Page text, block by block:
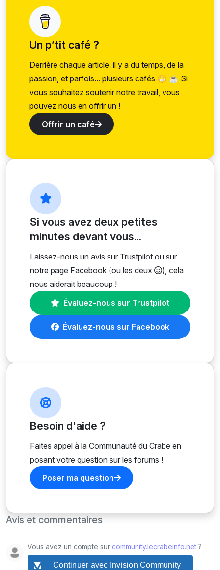
Un p’tit café ?
Derrière chaque article, il y a du temps, de la
passion, et parfois... plusieurs cafés 😁 ☕ Si
vous souhaitez soutenir notre travail, vous
pouvez nous en offrir un !
Offrir un café
Si vous avez deux petites
minutes devant vous...
Laissez-nous un avis sur Trustpilot ou sur
notre page Facebook (ou les deux
), cela
nous aiderait beaucoup !
Évaluez-nous sur Trustpilot
Évaluez-nous sur Facebook
Besoin d'aide ?
Faites appel à la Communauté du Crabe en
posant votre question sur les forums !
Poser ma question
Avis et commentaires
Vous avez un compte sur community.lecrabeinfo.net ?
Continuer avec Invision Community